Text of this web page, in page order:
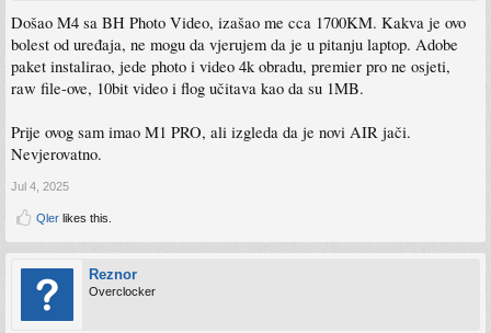
Došao M4 sa BH Photo Video, izašao me cca 1700KM. Kakva je ovo
bolest od uređaja, ne mogu da vjerujem da je u pitanju laptop. Adobe
paket instalirao, jede photo i video 4k obradu, premier pro ne osjeti,
raw file-ove, 10bit video i flog učitava kao da su 1MB.
Prije ovog sam imao M1 PRO, ali izgleda da je novi AIR jači.
Nevjerovatno.
Jul 4, 2025
Qler likes this.
Reznor
Overclocker